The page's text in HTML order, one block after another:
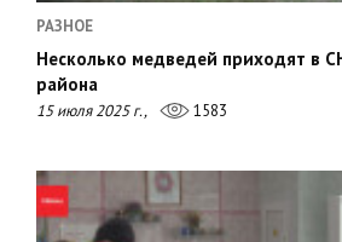
РАЗНОЕ
Несколько медведей приходят в
района
15 июля 2025 г., 1583